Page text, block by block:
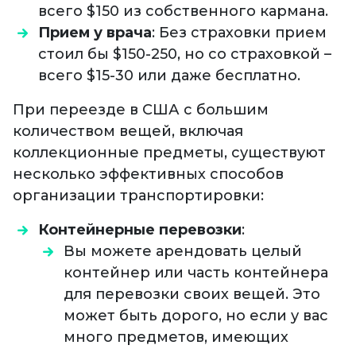
всего $150 из собственного кармана.
Прием у врача: Без страховки прием
стоил бы $150-250, но со страховкой –
всего $15-30 или даже бесплатно.
При переезде в США с большим
количеством вещей, включая
коллекционные предметы, существуют
несколько эффективных способов
организации транспортировки:
Контейнерные перевозки:
Вы можете арендовать целый
контейнер или часть контейнера
для перевозки своих вещей. Это
может быть дорого, но если у вас
много предметов, имеющих